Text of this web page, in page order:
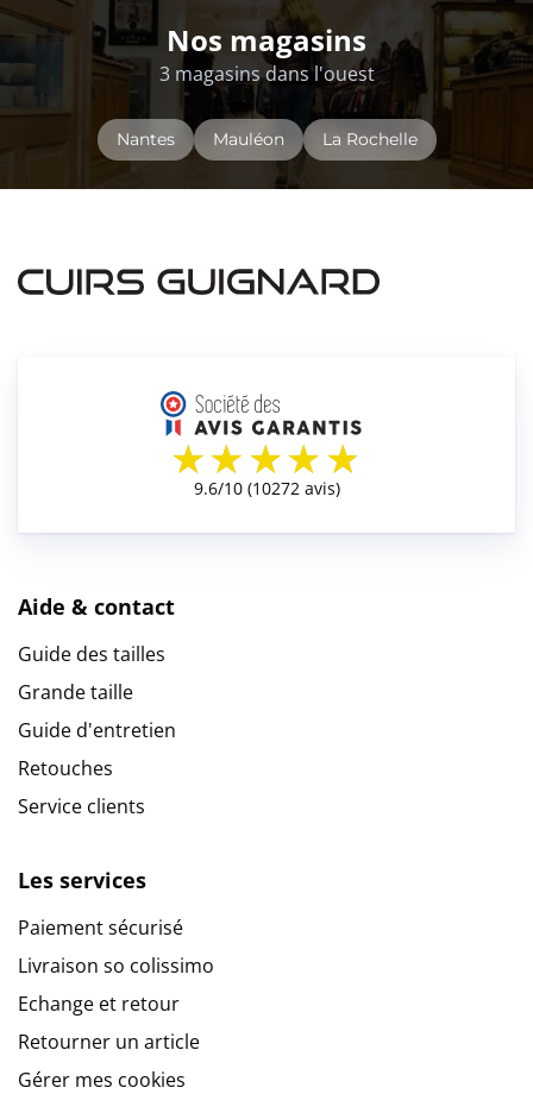
Nos magasins
3 magasins dans l'ouest
Nantes Mauléon La Rochelle
Aide & contact
Guide des tailles
Grande taille
Guide d'entretien
Retouches
Service clients
Les services
Paiement sécurisé
Livraison so colissimo
Echange et retour
Retourner un article
Gérer mes cookies